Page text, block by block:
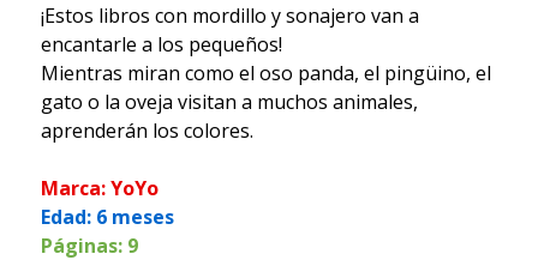
¡Estos libros con mordillo y sonajero van a
encantarle a los pequeños!
Mientras miran como el oso panda, el pingüino, el
gato o la oveja visitan a muchos animales,
aprenderán los colores.
Marca: YoYo
Edad: 6 meses
Páginas: 9